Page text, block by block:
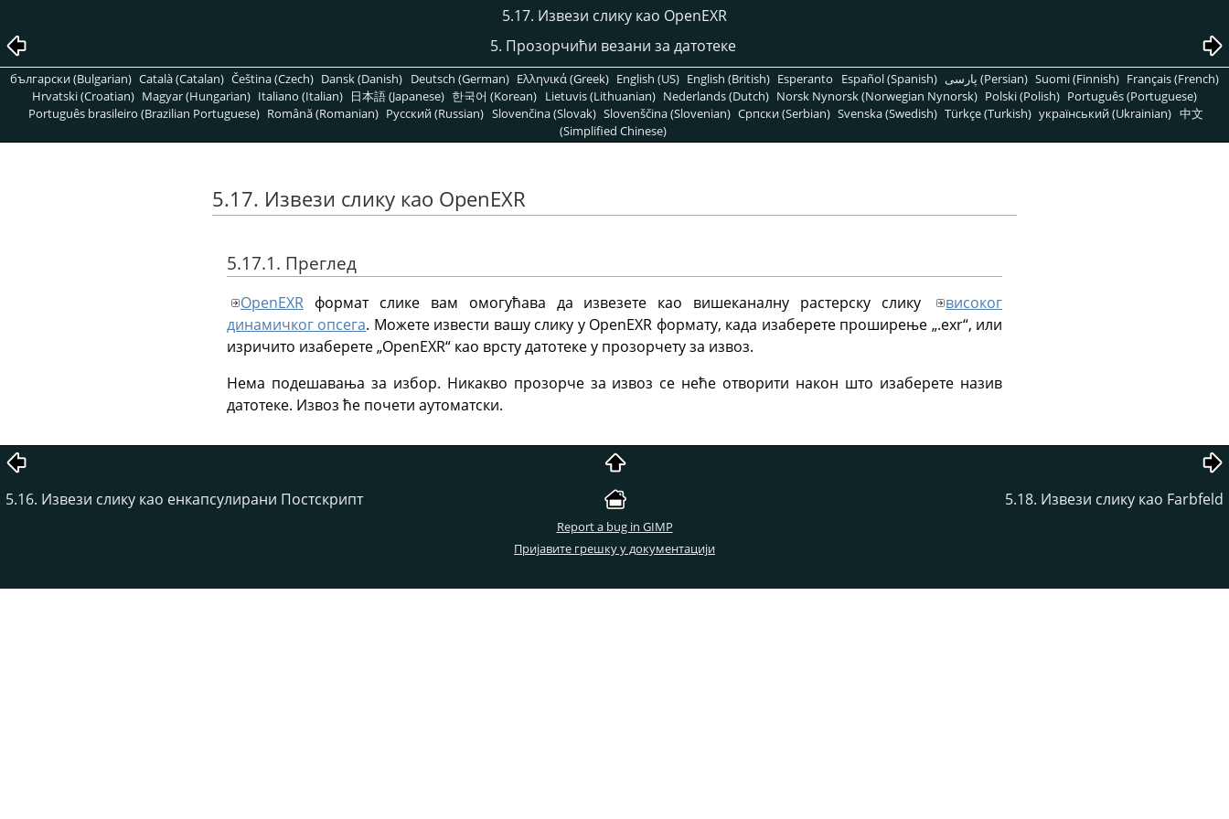
5.17. Извези слику као OpenEXR
5. Прозорчићи везани за датотеке
български (Bulgarian) Català (Catalan) Čeština (Czech) Dansk (Danish) Deutsch (German) Ελληνικά (Greek) English (US) English (British) Esperanto Español (Spanish) پارسی (Persian) Suomi (Finnish) Français (French)
Hrvatski (Croatian) Magyar (Hungarian) Italiano (Italian) 日本語 (Japanese) 한국어 (Korean) Lietuvis (Lithuanian) Nederlands (Dutch) Norsk Nynorsk (Norwegian Nynorsk) Polski (Polish) Português (Portuguese)
Português brasileiro (Brazilian Portuguese) Română (Romanian) Pусский (Russian) Slovenčina (Slovak) Slovenščina (Slovenian) Српски (Serbian) Svenska (Swedish) Türkçe (Turkish) український (Ukrainian) 中文
(Simplified Chinese)
5.17. Извези слику као OpenEXR
5.17.1. Преглед
OpenEXR формат слике вам омогућава да извезете као вишеканалну растерску слику
високог
динамичког опсега. Можете извести вашу слику у OpenEXR формату, када изаберете проширење „.exr“, или
изричито изаберете„OpenEXR“ као врсту датотеке у прозорчету за извоз.
Нема подешавања за избор. Никакво прозорче за извоз се неће отворити након што изаберете назив
датотеке. Извоз ће почети аутоматски.
5.16. Извези слику као енкапсулирани Постскрипт 5.18. Извези слику као Farbfeld
Report a bug in GIMP
Пријавите грешку у документацији